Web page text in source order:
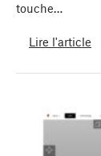
touche…
Lire l'article